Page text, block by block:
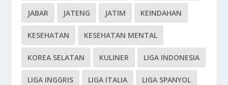
JABAR JATENG JATIM KEINDAHAN
KESEHATAN KESEHATAN MENTAL
KOREA SELATAN KULINER LIGA INDONESIA
LIGA INGGRIS LIGA ITALIA LIGA SPANYOL